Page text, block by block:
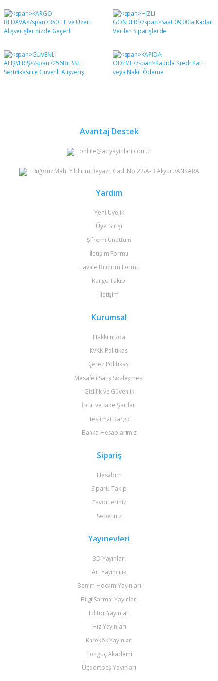
Bu ürüne ilk yorumu siz yapın!
Yorum Yaz
Bu ürünün fiyat bilgisi, resim, ürün açıklamalarında ve
diğer konularda yetersiz gördüğünüz noktaları öneri
formunu kullanarak tarafımıza iletebilirsiniz.
Görüş ve önerileriniz için teşekkür ederiz.
Ürün resmi kalitesiz, bozuk veya görüntülenemiyor.
Ürün açıklamasında eksik bilgiler bulunuyor.
Avantaj Destek
online@aciyayinlari.com.tr
Büğdüz Mah. Yıldırım Beyazıt Cad. No:22/A-B Akyurt/ANKARA
Yardım
Yeni Üyelik
Üye Girişi
Şifremi Unuttum
İletişim Formu
Havale Bildirim Formu
Kargo Takibi
İletişim
Kurumsal
Hakkımızda
KVKK Politikası
Çerez Politikası
Mesafeli Satış Sözleşmesi
Gizlilik ve Güvenlik
İptal ve İade Şartları
Teslimat Kargo
Banka Hesaplarımız
Sipariş
Hesabım
Sipariş Takip
Favorileriniz
Sepetiniz
Yayınevleri
3D Yayınları
Arı Yayıncılık
Benim Hocam Yayınları
Bilgi Sarmal Yayınları
Editör Yayınları
Hız Yayınları
Karekök Yayınları
Tonguç Akademi
Üçdörtbeş Yayınları